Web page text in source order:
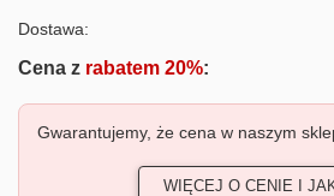
Dostawa:
Cena z rabatem 20%:
Gwarantujemy, że cena w naszym
WIĘCEJ O CENIE I